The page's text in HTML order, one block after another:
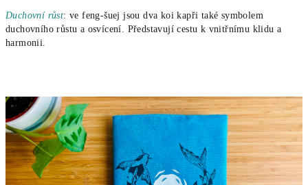
Duchovní růst: ve feng-šuej jsou dva koi kapři také symbolem
duchovního růstu a osvícení. Představují cestu k vnitřnímu klidu a
harmonii.